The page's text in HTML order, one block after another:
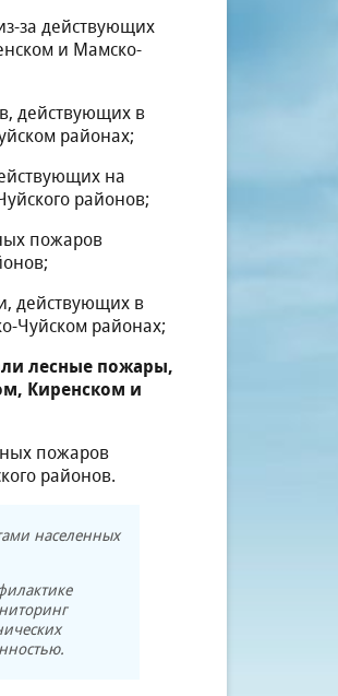
за действующих
и Мамско-
действующих в
районах;
на
районов;
пожаров
действующих в
Чуйском районах;
лесные пожары,
Киренском и
пожаров
районов.
населенных